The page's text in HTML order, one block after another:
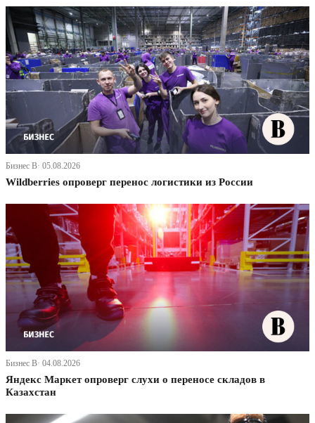
Бизнес В· 05.08.2026
Wildberries опроверг перенос логистики из России
Бизнес В· 04.08.2026
Яндекс Маркет опроверг слухи о переносе складов в
Казахстан